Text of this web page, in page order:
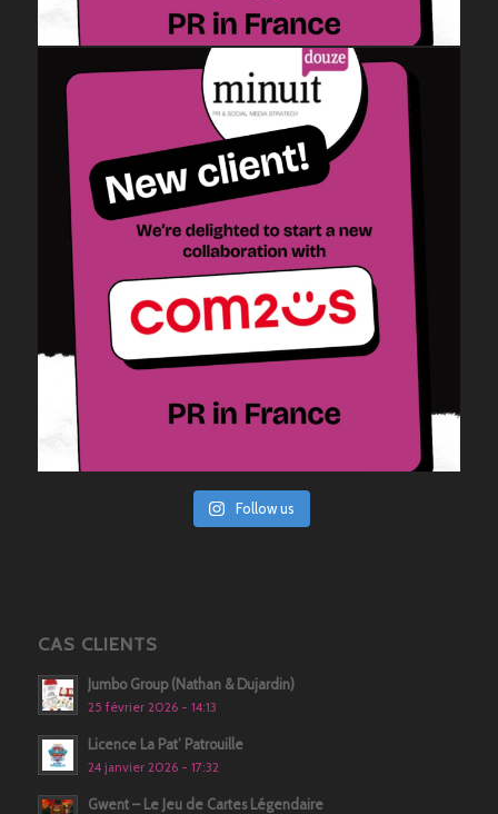
Follow us
CAS CLIENTS
Jumbo Group (Nathan & Dujardin)
25 février 2026 - 14:13
Licence La Pat’ Patrouille
24 janvier 2026 - 17:32
Gwent – Le Jeu de Cartes Légendaire